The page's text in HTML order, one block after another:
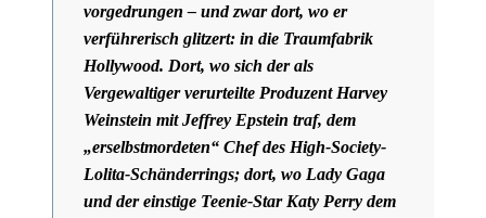
vorgedrungen – und zwar dort, wo er
verführerisch glitzert: in die Traumfabrik
Hollywood. Dort, wo sich der als
Vergewaltiger verurteilte Produzent Harvey
Weinstein mit Jeffrey Epstein traf, dem
„erselbstmordeten“ Chef des High-Society-
Lolita-Schänderrings; dort, wo Lady Gaga
und der einstige Teenie-Star Katy Perry dem